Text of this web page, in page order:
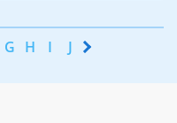
G H I J K